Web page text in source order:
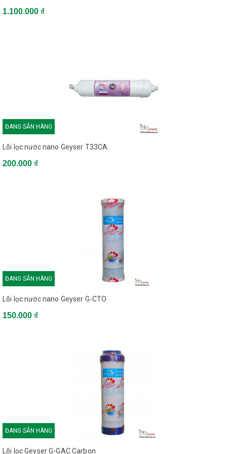
1.100.000 ₫
ĐANG SẴN HÀNG
Lõi lọc nước nano Geyser T33CA
200.000 ₫
ĐANG SẴN HÀNG
Lõi lọc nước nano Geyser G-CTO
150.000 ₫
ĐANG SẴN HÀNG
Lõi lọc Geyser G-GAC Carbon